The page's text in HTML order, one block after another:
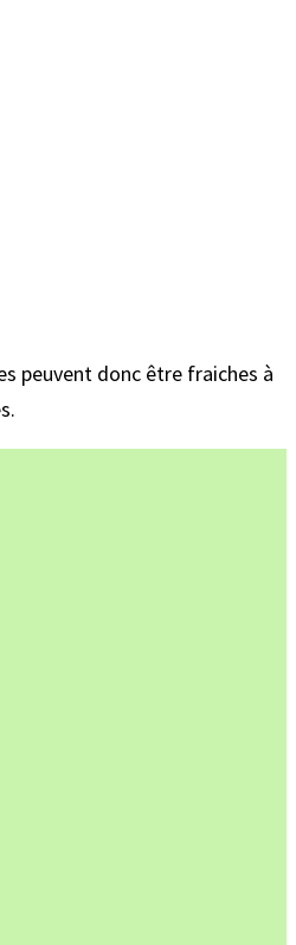
peuvent donc être fraiches à